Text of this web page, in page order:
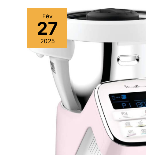
Fév
27
2025